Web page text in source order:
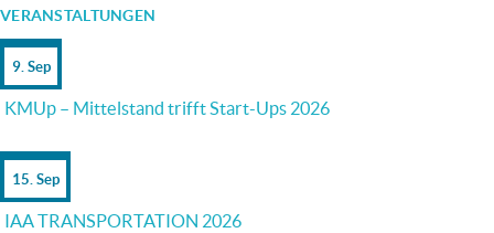
VERANSTALTUNGEN
9. Sep
KMUp – Mittelstand trifft Start-Ups 2026
15. Sep
IAA TRANSPORTATION 2026